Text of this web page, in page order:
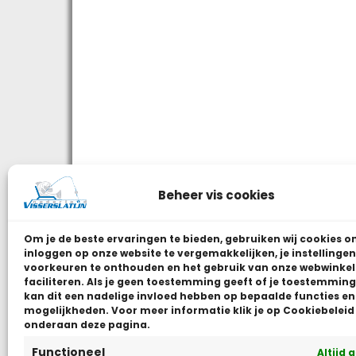
Beheer vis cookies
Om je de beste ervaringen te bieden, gebruiken wij cookies
inloggen op onze website te vergemakkelijken, je
voorkeuren te onthouden en het gebruik van onze
faciliteren. Als je geen toestemming geeft of je
kan dit een nadelige invloed hebben op bepaalde functies en
mogelijkheden. Voor meer informatie klik je op Cookiebeleid
onderaan deze pagina.
Functioneel Altijd